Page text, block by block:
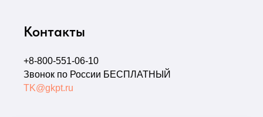
Контакты
+8-800-551-06-10
Звонок по России БЕСПЛАТНЫЙ
TK@gkpt.ru